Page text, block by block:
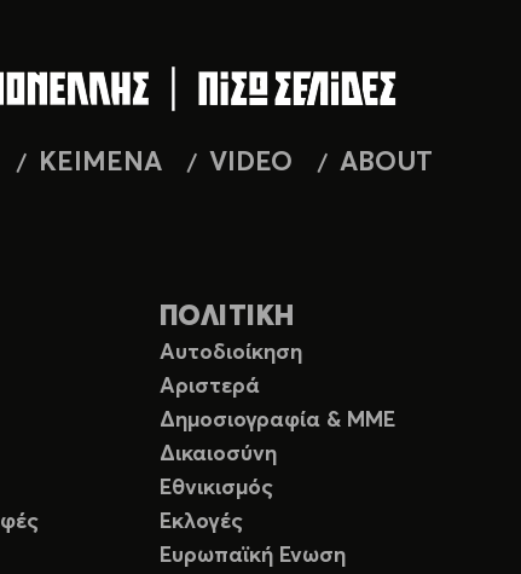
ΚΕΙΜΕΝΑ VIDEO ABOUT
ΠΟΛΙΤΙΚΗ
Αυτοδιοίκηση
Αριστερά
Δημοσιογραφία & ΜΜΕ
Δικαιοσύνη
Εθνικισμός
Εκλογές
Ευρωπαϊκή Ενωση